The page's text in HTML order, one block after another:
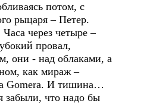
потом, с
рыцаря – Петер.
через четыре –
провал,
они - над облаками, а
как мираж –
Gomera. И тишина…
забыли, что надо бы